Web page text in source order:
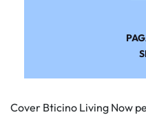
Cover Bticino Living Now